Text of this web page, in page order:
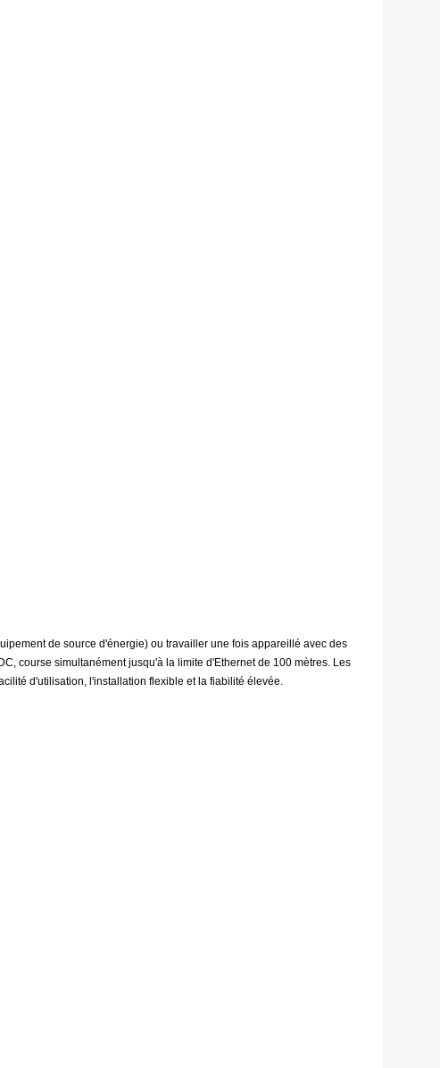
de source d'énergie) ou travailler une fois appareillé avec des
course simultanément jusqu'à la limite d'Ethernet de 100 mètres. Les
d'utilisation, l'installation flexible et la fiabilité élevée.